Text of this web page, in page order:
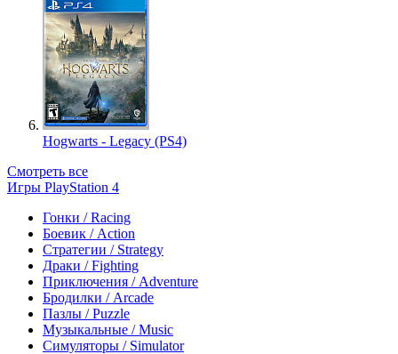
Hogwarts - Legacy (PS4)
Смотреть все
Игры PlayStation 4
Гонки / Racing
Боевик / Action
Стратегии / Strategy
Драки / Fighting
Приключения / Adventure
Бродилки / Arcade
Пазлы / Puzzle
Музыкальные / Music
Симуляторы / Simulator